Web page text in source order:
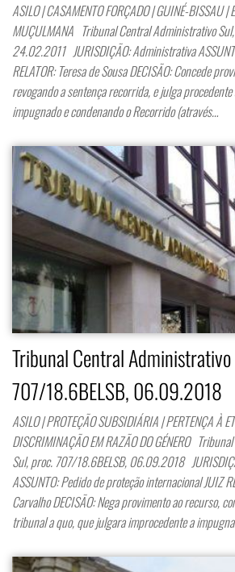
ASILO | CASAMENTO FORÇADO | GUINÉ-BISSAU |
MUÇULMANA Tribunal Central Administrativo
24.02.2011 JURISDIÇÃO: Administrativa
RELATOR: Teresa de Sousa DECISÃO: Concede
revogando a sentença recorrida, e julga procedente
impugnado e condenando o Recorrido (através…
Tribunal Central
707/18.6BELSB, 06.09.2018
ASILO | PROTEÇÃO SUBSIDIÁRIA | PERTENÇA À
DISCRIMINAÇÃO EM RAZÃO DO GÉNERO
Sul, proc. 707/18.6BELSB, 06.09.2018
ASSUNTO: Pedido de proteção internacional JUIZ
Carvalho DECISÃO: Nega provimento ao recurso,
tribunal a quo, que julgara improcedente a